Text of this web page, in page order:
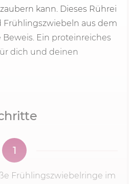
kann. Dieses Rührei
Frühlingszwiebeln aus dem
Ein proteinreiches
dich und deinen
1
Frühlingszwiebelringe im